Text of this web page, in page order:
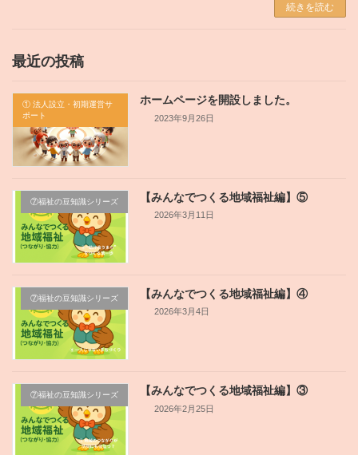
続きを読む
最近の投稿
① 法人設立・初期運営サ
ポート
ホームページを開設しました。
2023年9月26日
⑦福祉の豆知識シリーズ 【みんなでつくる地域福祉編】⑤
2026年3月11日
⑦福祉の豆知識シリーズ 【みんなでつくる地域福祉編】④
2026年3月4日
⑦福祉の豆知識シリーズ 【みんなでつくる地域福祉編】③
2026年2月25日